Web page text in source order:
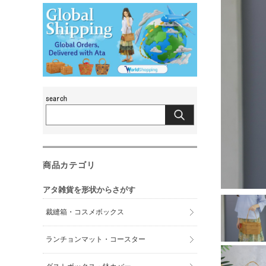
商品カテゴリ
アタ雑貨を形状からさがす
裁縫箱・コスメボックス
ランチョンマット・コースター